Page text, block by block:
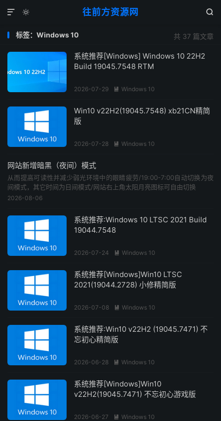
往前方资源网
 

共 37 篇文章
标签：Windows 10
系统推荐[Windows] Windows 10 22H2
Build 19045.7548 RTM
2026-07-29  Windows 10
Win10 v22H2(19045.7548) xb21CN精简
版
2026-07-28  Windows 10
网站新增暗黑（夜间）模式
从而提高可读性并减少弱光环境中的眼睛疲劳/19:00-7:00自动切换为夜
间模式，其它时间为日间模式/网站右上角太阳月亮图标可自由切换
2026-08-06
系统推荐:Windows 10 LTSC 2021 Build
19044.7548
2026-07-24  Windows 10
系统推荐[Windows]Win10 LTSC
2021(19044.2728) 小修精简版
2026-07-08  Windows 10
系统推荐:Win10 v22H2 (19045.7471) 不
忘初心精简版
2026-06-28  Windows 10
系统推荐[Windows]Win10
v22H2(19045.7471) 不忘初心游戏版
2026-06-27  Windows 10